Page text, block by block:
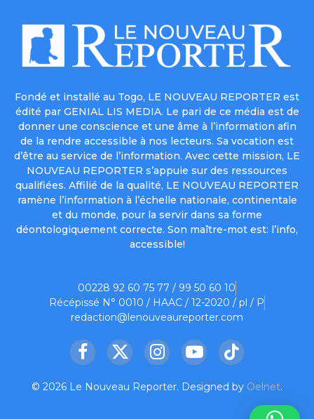
Fondé et installé au Togo, LE NOUVEAU REPORTER est
édité par GENIAL LIS MEDIA. Le pari de ce média est de
donner une conscience et une âme à l’information afin
de la rendre accessible à nos lecteurs. Sa vocation est
d’être au service de l’information. Avec cette mission, LE
NOUVEAU REPORTER s’appuie sur des ressources
qualifiées. Affilié de la qualité, LE NOUVEAU REPORTER
ramène l’information à l’échelle nationale, continentale
et du monde, pour la servir dans sa forme
déontologiquement correcte. Son maître-mot est: l’info,
accessible!
00228 92 60 75 77 / 99 50 60 10
Récépissé N° 0010 / HAAC / 12-2020 / pl / P
redaction@lenouveaureporter.com
Facebook
X
InstagramYouTubeTikTok
© 2026 Le Nouveau Reporter. Designed by Oelnet.